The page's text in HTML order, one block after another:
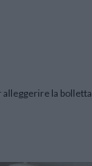
la bolletta